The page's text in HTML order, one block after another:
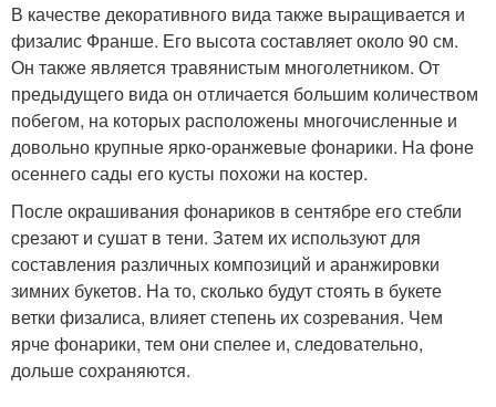
В качестве декоративного вида также выращивается и
физалис Франше. Его высота составляет около 90 см.
Он также является травянистым многолетником. От
предыдущего вида он отличается большим количеством
побегом, на которых расположены многочисленные и
довольно крупные ярко-оранжевые фонарики. На фоне
осеннего сады его кусты похожи на костер.
После окрашивания фонариков в сентябре его стебли
срезают и сушат в тени. Затем их используют для
составления различных композиций и аранжировки
зимних букетов. На то, сколько будут стоять в букете
ветки физалиса, влияет степень их созревания. Чем
ярче фонарики, тем они спелее и, следовательно,
дольше сохраняются.